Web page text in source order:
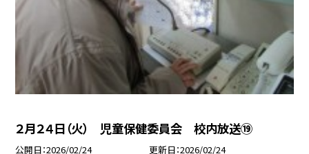
２月２４日（火） 児童保健委員会 校内放送⑲
公開日 2026/02/24 更新日 2026/02/24